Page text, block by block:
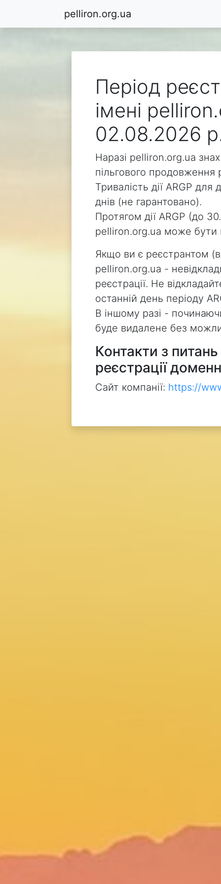
pelliron.org.ua
Період
імені
02.08.2026
Наразі pelliron.org.ua
пільгового продовження
Тривалість дії ARGP
днів (не гарантовано).
Протягом дії ARGP (до
pelliron.org.ua може бути
Якщо ви є реєстрантом
pelliron.org.ua -
реєстрації. Не
останній день періоду
В іншому разі -
буде видалене без
Контакти з
реєстрації
Сайт компанії: https://